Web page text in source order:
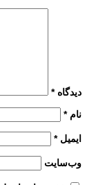
دیدگاه*
نام*
ایمیل*
وب‌سایت